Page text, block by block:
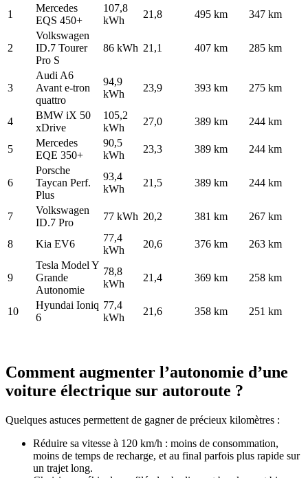
1
Mercedes
EQS 450+
107,8
kWh
21,8 495 km 347 km
2
Volkswagen
ID.7 Tourer
Pro S
86 kWh 21,1 407 km 285 km
3
Audi A6
Avant e-tron
quattro
94,9
kWh
23,9 393 km 275 km
4
BMW iX 50
xDrive
105,2
kWh
27,0 389 km 244 km
5
Mercedes
EQE 350+
90,5
kWh
23,3 389 km 244 km
6
Porsche
Taycan Perf.
Plus
93,4
kWh
21,5 389 km 244 km
7
Volkswagen
ID.7 Pro
77 kWh 20,2 381 km 267 km
8 Kia EV6
77,4
kWh
20,6 376 km 263 km
9
Tesla Model Y
Grande
Autonomie
78,8
kWh
21,4 369 km 258 km
10
Hyundai Ioniq
6
77,4
kWh
21,6 358 km 251 km
Comment augmenter l’autonomie d’une
voiture électrique sur autoroute ?
Quelques astuces permettent de gagner de précieux kilomètres :
Réduire sa vitesse à 120 km/h : moins de consommation,
moins de temps de recharge, et au final parfois plus rapide sur
un trajet long.